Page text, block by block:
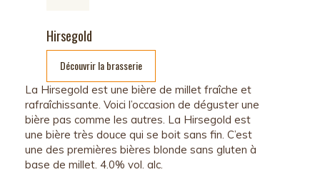
Hirsegold
Découvrir la brasserie
La Hirsegold est une bière de millet fraîche et
rafraîchissante. Voici l’occasion de déguster une
bière pas comme les autres. La Hirsegold est
une bière très douce qui se boit sans fin. C’est
une des premières bières blonde sans gluten à
base de millet. 4.0% vol. alc.